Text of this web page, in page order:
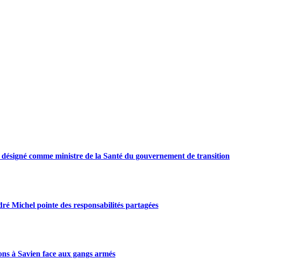
comme ministre de la Santé du gouvernement de transition
Michel pointe des responsabilités partagées
à Savien face aux gangs armés